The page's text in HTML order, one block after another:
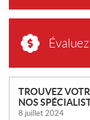
N
O
TROUVEZ
NOS
8 juillet 2024